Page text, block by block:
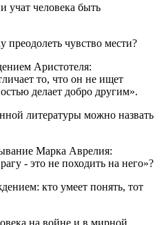
учат человека быть
преодолеть чувство мести?
Аристотеля:
то, что он не ищет
делает добро другим».
литературы можно назвать
Марка Аврелия:
- это не походить на него»?
кто умеет понять, тот
на войне и в мирной